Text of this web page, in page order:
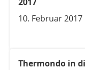
10. Februar 2017
Thermondo in